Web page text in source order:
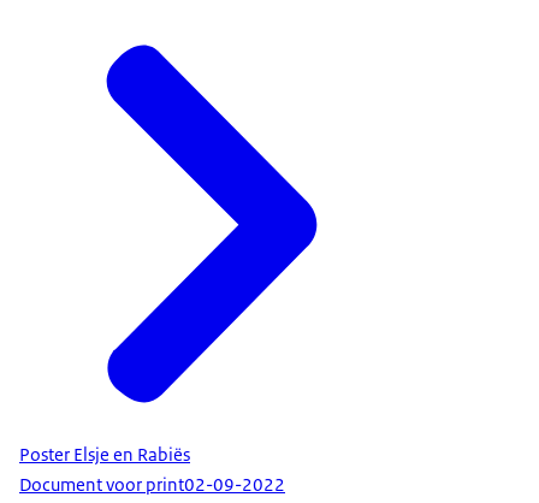
Poster Elsje en Rabiës
Document voor print02-09-2022